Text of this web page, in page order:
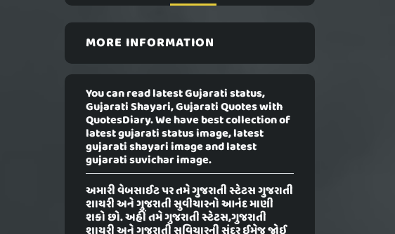
MORE INFORMATION
You can read latest Gujarati status,
Gujarati Shayari, Gujarati Quotes with
QuotesDiary. We have best collection of
latest gujarati status image, latest
gujarati shayari image and latest
gujarati suvichar image.
અમારી વેબસાઈટ પર તમે ગુજરાતી સ્ટેટસ ગુજરાતી
શાયરી અને ગુજરાતી સુવીચારનો આનંદ માણી
શકો છો. અહીં તમે ગુજરાતી સ્ટેટસ,ગુજરાતી